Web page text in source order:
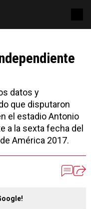
datos y
que disputaron
el estadio Antonio
a la sexta fecha del
América 2017.